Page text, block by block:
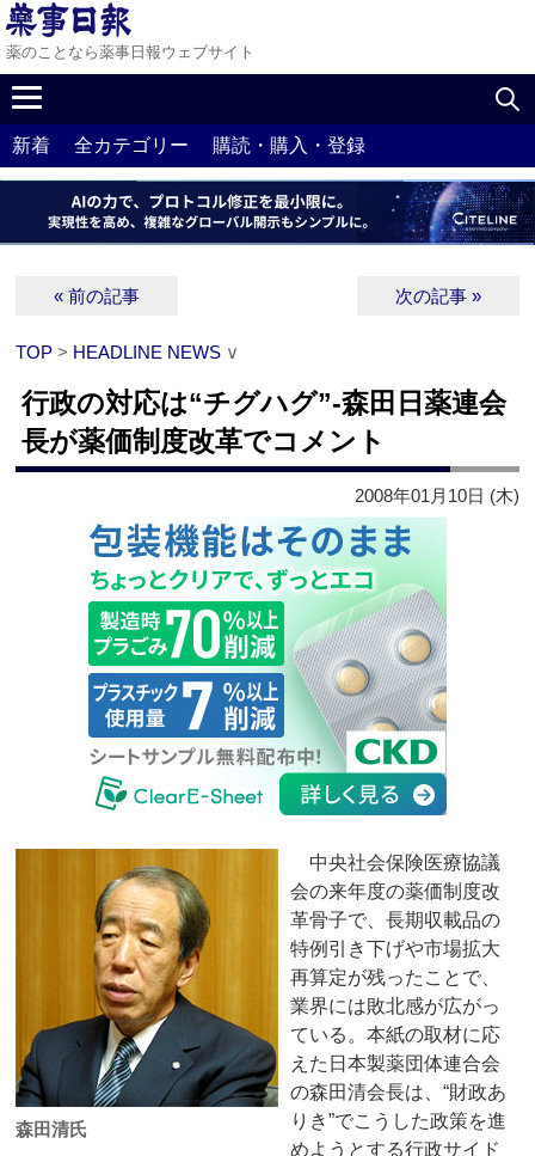
薬のことなら薬事日報ウェブサイト
新着 全カテゴリー 購読・購入・登録
« 前の記事 次の記事 »
TOP > HEADLINE NEWS ∨
行政の対応は“チグハグ”‐森田日薬連会
長が薬価制度改革でコメント
2008年01月10日 (木)
森田清氏
中央社会保険医療協議
会の来年度の薬価制度改
革骨子で、長期収載品の
特例引き下げや市場拡大
再算定が残ったことで、
業界には敗北感が広がっ
ている。本紙の取材に応
えた日本製薬団体連合会
の森田清会長は、“財政あ
りき”でこうした政策を進
めようとする行政サイド